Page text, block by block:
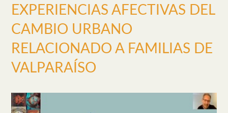
EXPERIENCIAS AFECTIVAS DEL
CAMBIO URBANO
RELACIONADO A FAMILIAS DE
VALPARAÍSO